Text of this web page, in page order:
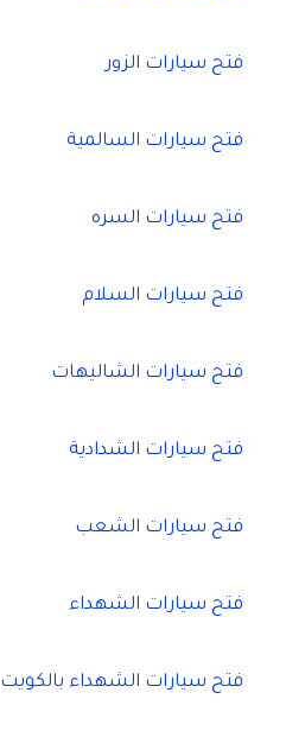
فتح سيارات الزور
فتح سيارات السالمية
فتح سيارات السره
فتح سيارات السلام
فتح سيارات الشاليهات
فتح سيارات الشدادية
فتح سيارات الشعب
فتح سيارات الشهداء
فتح سيارات الشهداء بالكويت